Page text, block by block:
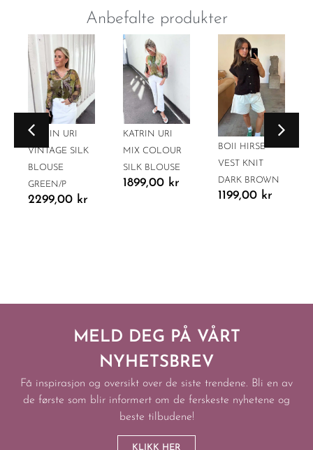
Anbefalte produkter
KATRIN URI
VINTAGE SILK
BLOUSE
GREEN/P
2299,00 kr
KATRIN URI
MIX COLOUR
SILK BLOUSE
1899,00 kr
BOII HIRSE
VEST KNIT
DARK BROWN
1199,00 kr
MELD DEG PÅ VÅRT
NYHETSBREV
Få inspirasjon og oversikt over de siste trendene. Bli en av
de første som blir informert om de ferskeste nyhetene og
beste tilbudene!
KLIKK HER